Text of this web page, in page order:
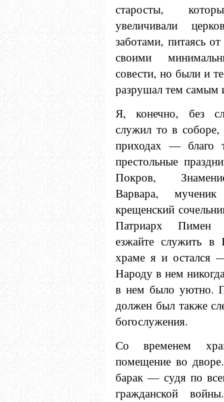
старосты,
увеличивали
заботами, питаясь
своими
совести, но были и
разрушал тем самым
Я, конечно, без
служил то в
приходах — благо
престольные
Покров,
Варвара,
крещенский
Патриарх Пимен
езжайте служить
храме я и остался
Народу в нем
в нем было уютно.
должен был также
богослужения.
Со временем
помещение во
барак — судя по
гражданской